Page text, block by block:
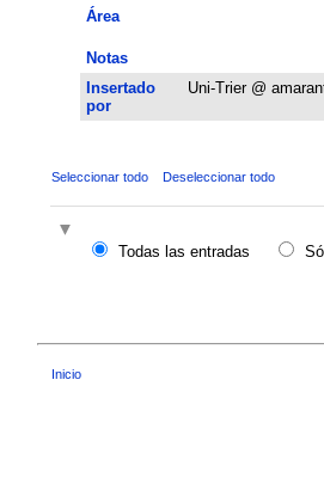
Área
Notas
Insertado
por
Uni-Trier @
Seleccionar todo Deseleccionar todo
Todas las entradas
Inicio